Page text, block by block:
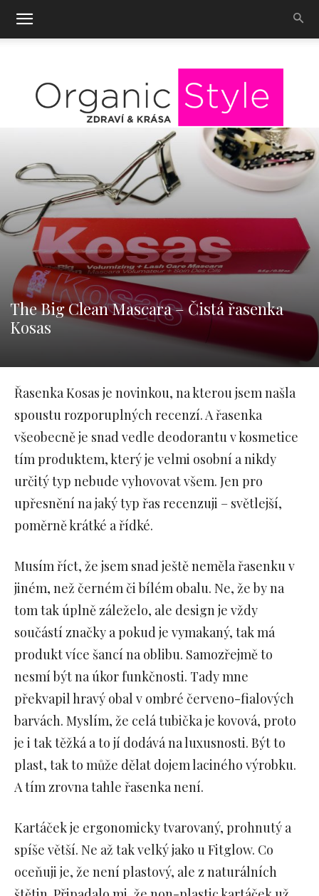
OrganicStyle
The Big Clean Mascara – Čistá řasenka
Kosas
Řasenka Kosas je novinkou, na kterou jsem našla
spoustu rozporuplných recenzí. A řasenka
všeobecně je snad vedle deodorantu v kosmetice
tím produktem, který je velmi osobní a nikdy
určitý typ nebude vyhovovat všem. Jen pro
upřesnění na jaký typ řas recenzuji – světlejší,
poměrně krátké a řídké.
Musím říct, že jsem snad ještě neměla řasenku v
jiném, než černém či bílém obalu. Ne, že by na
tom tak úplně záleželo, ale design je vždy
součástí značky a pokud je vymakaný, tak má
produkt více šancí na oblibu. Samozřejmě to
nesmí být na úkor funkčnosti. Tady mne
překvapil hravý obal v ombré červeno-fialových
barvách. Myslím, že celá tubička je kovová, proto
je i tak těžká a to jí dodává na luxusnosti. Být to
plast, tak to může dělat dojem laciného výrobku.
A tím zrovna tahle řasenka není.
Kartáček je ergonomicky tvarovaný, prohnutý a
spíše větší. Ne až tak velký jako u Fitglow. Co
oceňuji je, že není plastový, ale z naturálních